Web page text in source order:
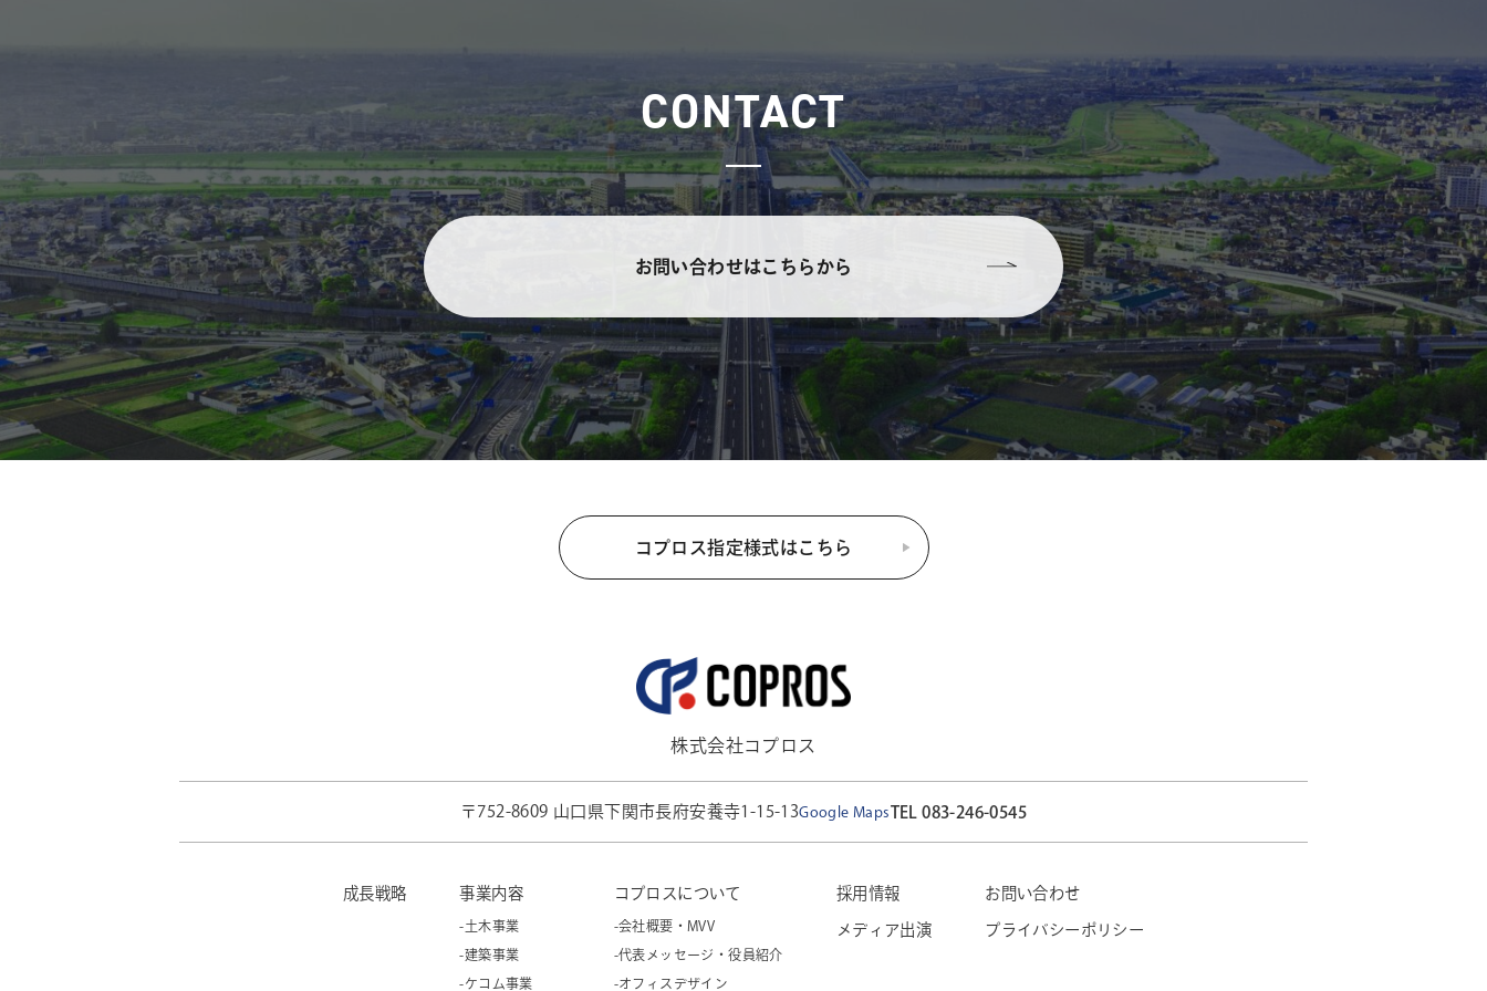
CONTACT
お問い合わせはこちらから
コプロス指定様式はこちら
株式会社コプロス
〒752-8609 山口県下関市長府安養寺1-15-13Google MapsTEL 083-246-0545
成長戦略 事業内容
-土木事業
-建築事業
-ケコム事業
コプロスについて
-会社概要・MVV
-代表メッセージ・役員紹介
-オフィスデザイン
採用情報
メディア出演
お問い合わせ
プライバシーポリシー